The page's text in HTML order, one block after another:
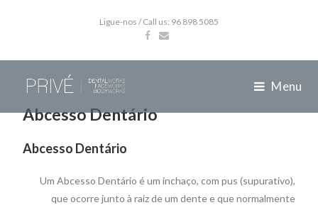
Ligue-nos / Call us: 96 898 5085
Menu
Abcesso Dentário
Abcesso Dentário
Um Abcesso Dentário é um inchaço, com pus (supurativo),
que ocorre junto à raiz de um dente e que normalmente